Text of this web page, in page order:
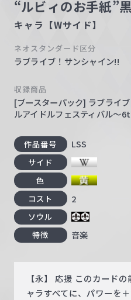
“ルビィのお手紙”
キャラ【Wサイド】
ネオスタンダード区分
ラブライブ！サンシャイン!!
収録商品
[ブースターパック] ラブライ
ルアイドルフェスティバル
作品番号 LSS
サイド
色
コスト 2
ソウル
特徴
音楽
【永】 応援 このカード
ャラすべてに、パワーを＋